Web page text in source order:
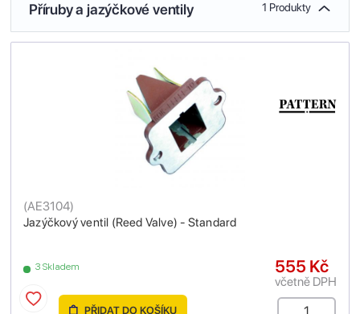
Příruby a jazýčkové ventily 1 Produkty
Jazýčkový ventil (Reed Valve) - Standard
(AE3104)
3 Skladem 555 Kč
včetně DPH
PŘIDAT DO KOŠÍKU